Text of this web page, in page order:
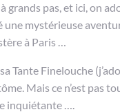
grands pas, et ici, on
mystérieuse
à Paris …
Tante Finelouche
Mais ce n’est pas
inquiétante ….